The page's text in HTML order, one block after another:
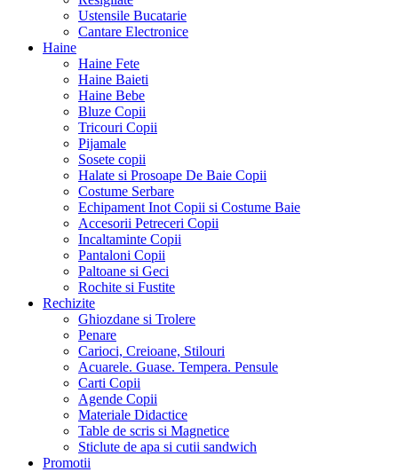
Ustensile Bucatarie
Cantare Electronice
Haine
Haine Fete
Haine Baieti
Haine Bebe
Bluze Copii
Tricouri Copii
Pijamale
Sosete copii
Halate si Prosoape De Baie Copii
Costume Serbare
Echipament Inot Copii si Costume Baie
Accesorii Petreceri Copii
Incaltaminte Copii
Pantaloni Copii
Paltoane si Geci
Rochite si Fustite
Rechizite
Ghiozdane si Trolere
Penare
Carioci, Creioane, Stilouri
Acuarele. Guase. Tempera. Pensule
Carti Copii
Agende Copii
Materiale Didactice
Table de scris si Magnetice
Sticlute de apa si cutii sandwich
Promotii